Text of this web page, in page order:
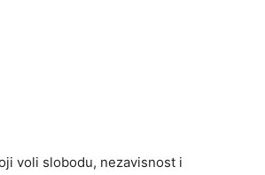
voli slobodu, nezavisnost i